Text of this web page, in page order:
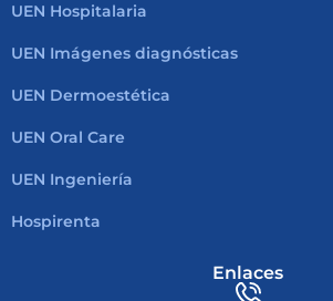
UEN Hospitalaria
UEN Imágenes diagnósticas
UEN Dermoestética
UEN Oral Care
UEN Ingeniería
Hospirenta
Enlaces